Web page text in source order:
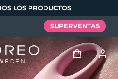
LOS PRODUCTOS
SUPERVENTAS